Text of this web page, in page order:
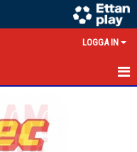
LOGGA IN